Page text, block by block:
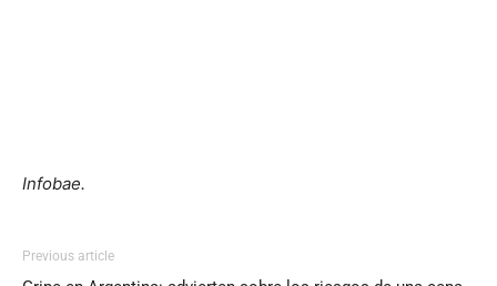
Infobae.
Previous article